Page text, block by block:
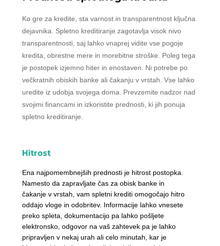
Ko gre za kredite, sta varnost in transparentnost ključna
dejavnika. Spletno kreditiranje zagotavlja visok nivo
transparentnosti, saj lahko vnaprej vidite vse pogoje
kredita, obrestne mere in morebitne stroške. Poleg tega
je postopek izjemno hiter in enostaven. Ni potrebe po
večkratnih obiskih banke ali čakanju v vrstah. Vse lahko
uredite iz udobja svojega doma. Prevzemite nadzor nad
svojimi financami in izkoristite prednosti, ki jih ponuja
spletno kreditiranje.
Hitrost
Ena najpomembnejših prednosti je hitrost postopka.
Namesto da zapravljate čas za obisk banke in
čakanje v vrstah, vam spletni krediti omogočajo hitro
oddajo vloge in odobritev. Informacije lahko vnesete
preko spleta, dokumentacijo pa lahko pošljete
elektronsko, odgovor na vaš zahtevek pa je lahko
pripravljen v nekaj urah ali celo minutah, kar je